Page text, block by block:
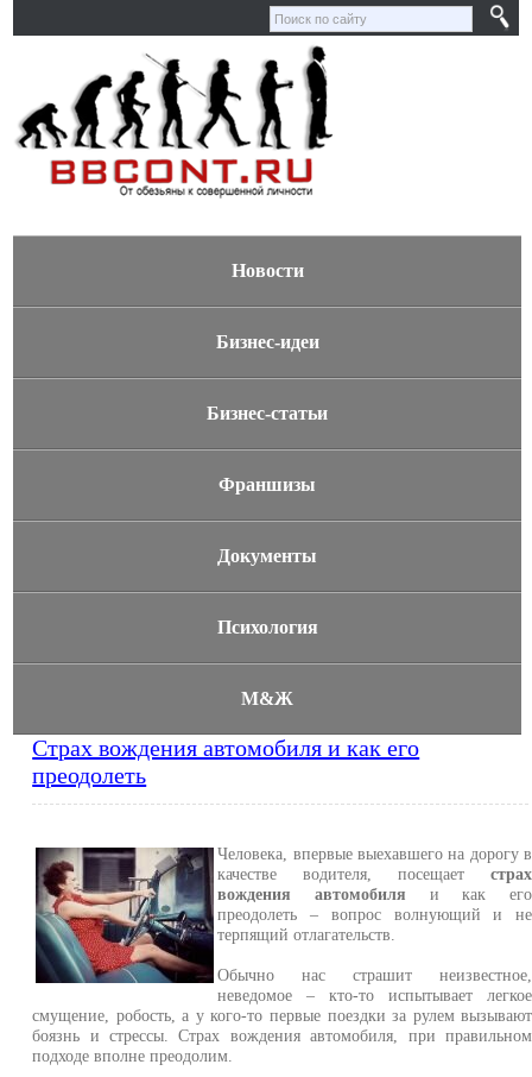
Новости
Бизнес-идеи
Бизнес-статьи
Франшизы
Документы
Психология
М&Ж
Страх вождения автомобиля и как его
преодолеть
Человека, впервые выехавшего на дорогу в
качестве водителя, посещаетстрах
вождения автомобиля и как его
преодолеть – вопрос волнующий и не
терпящий отлагательств.
Обычно нас страшит неизвестное,
неведомое – кто-то испытывает легкое
смущение, робость, а у кого-то первые поездки за рулем вызывают
боязнь и стрессы. Страх вождения автомобиля, при правильном
подходе вполне преодолим.